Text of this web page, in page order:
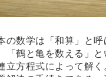
数学は「和算」と呼
「鶴と亀を数える」
立方程式によって解